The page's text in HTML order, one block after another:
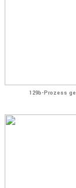
129b-Prozess